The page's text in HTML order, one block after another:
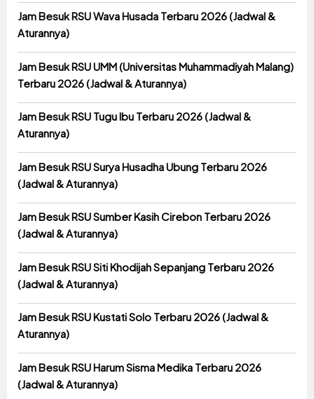
Jam Besuk RSU Wava Husada Terbaru 2026 (Jadwal &
Aturannya)
Jam Besuk RSU UMM (Universitas Muhammadiyah Malang)
Terbaru 2026 (Jadwal & Aturannya)
Jam Besuk RSU Tugu Ibu Terbaru 2026 (Jadwal &
Aturannya)
Jam Besuk RSU Surya Husadha Ubung Terbaru 2026
(Jadwal & Aturannya)
Jam Besuk RSU Sumber Kasih Cirebon Terbaru 2026
(Jadwal & Aturannya)
Jam Besuk RSU Siti Khodijah Sepanjang Terbaru 2026
(Jadwal & Aturannya)
Jam Besuk RSU Kustati Solo Terbaru 2026 (Jadwal &
Aturannya)
Jam Besuk RSU Harum Sisma Medika Terbaru 2026
(Jadwal & Aturannya)